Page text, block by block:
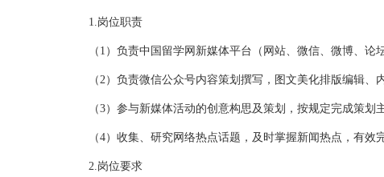
1.岗位职责
（1）负责中国留学网新媒体平台（网站、微信、微博、论
（2）负责微信公众号内容策划撰写，图文美化排版编辑、内
（3）参与新媒体活动的创意构思及策划，按规定完成策划主
（4）收集、研究网络热点话题，及时掌握新闻热点，有效
2.岗位要求